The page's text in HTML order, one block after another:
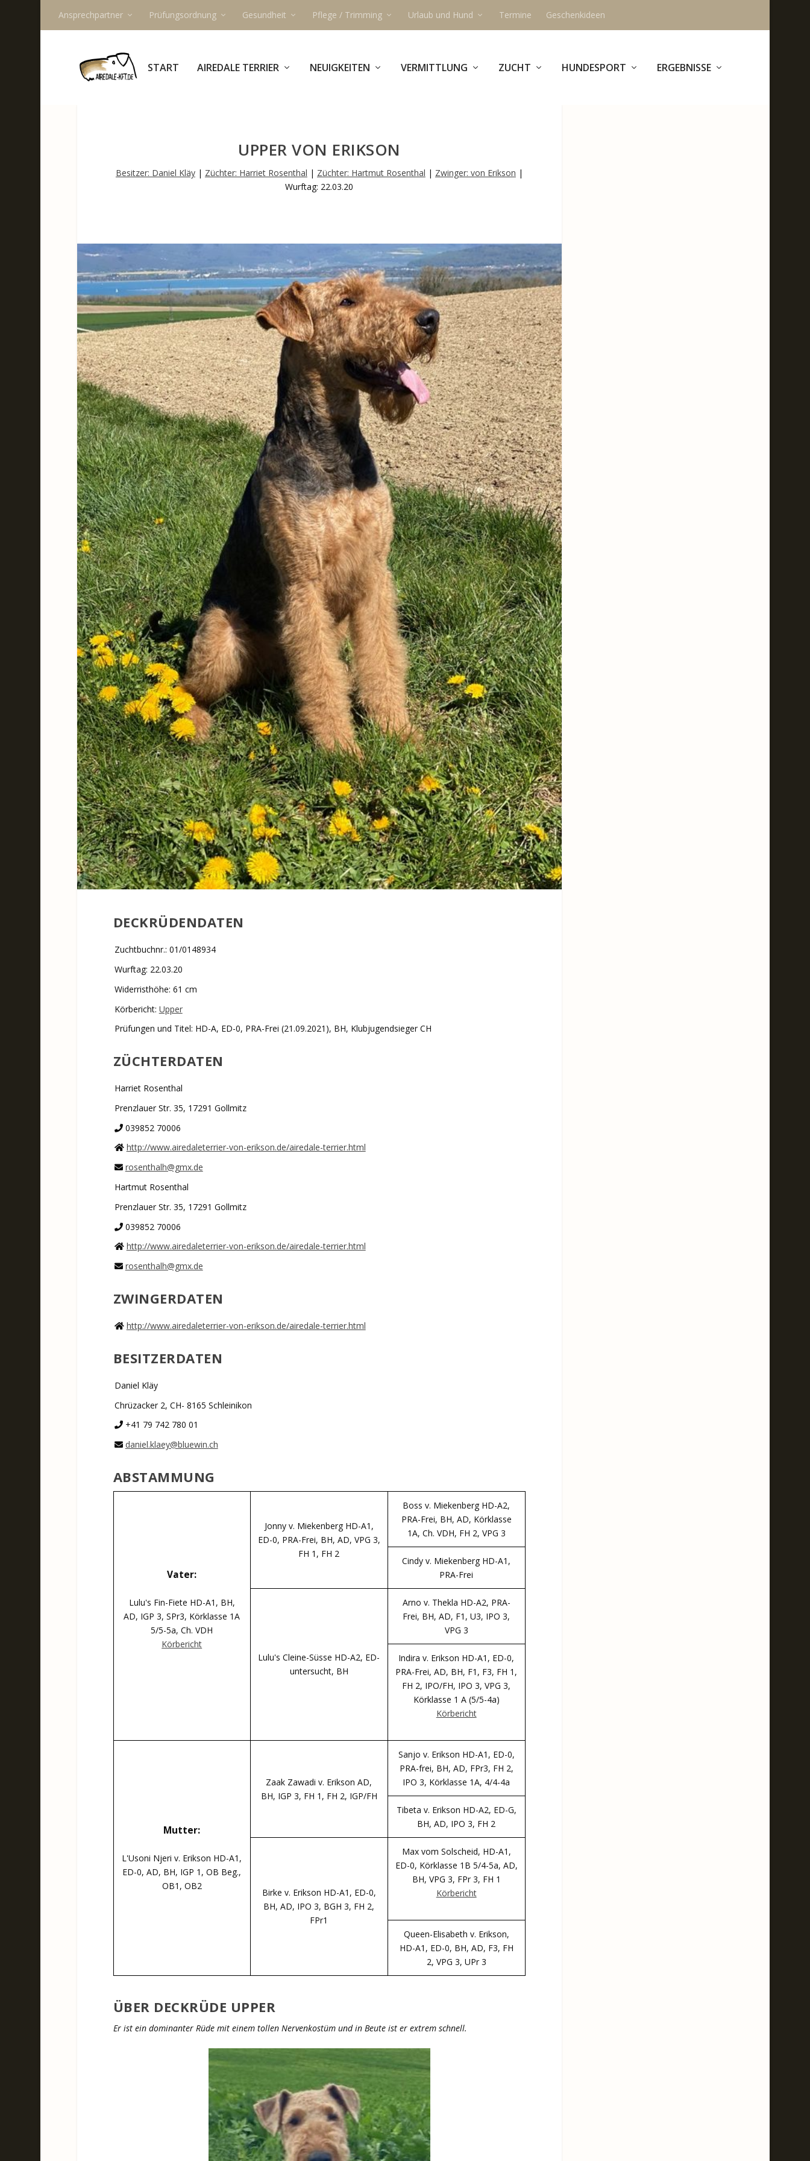
Ansprechpartner Prüfungsordnung Gesundheit Pflege / Trimming Urlaub und Hund Termine Geschenkideen
START AIREDALE TERRIER NEUIGKEITEN VERMITTLUNG ZUCHT HUNDESPORT ERGEBNISSE
UPPER VON ERIKSON
Besitzer: Daniel Kläy| Züchter: Harriet Rosenthal | Züchter: Hartmut Rosenthal | Zwinger: von Erikson |
Wurftag: 22.03.20
DECKRÜDENDATEN
Zuchtbuchnr.: 01/0148934
Wurftag: 22.03.20
Widerristhöhe: 61 cm
Körbericht: Upper
Prüfungen und Titel: HD-A, ED-0, PRA-Frei (21.09.2021), BH, Klubjugendsieger CH
ZÜCHTERDATEN
Harriet Rosenthal
Prenzlauer Str. 35, 17291 Gollmitz
039852 70006
http://www.airedaleterrier-von-erikson.de/airedale-terrier.html
rosenthalh@gmx.de
Hartmut Rosenthal
Prenzlauer Str. 35, 17291 Gollmitz
039852 70006
http://www.airedaleterrier-von-erikson.de/airedale-terrier.html
rosenthalh@gmx.de
ZWINGERDATEN
http://www.airedaleterrier-von-erikson.de/airedale-terrier.html
BESITZERDATEN
Daniel Kläy
Chrüzacker 2, CH- 8165 Schleinikon
+41 79 742 780 01
daniel.klaey@bluewin.ch
ABSTAMMUNG
Vater:
Lulu's Fin-Fiete HD-A1, BH,
AD, IGP 3, SPr3, Körklasse 1A
5/5-5a, Ch. VDH
Körbericht
Jonny v. Miekenberg HD-A1,
ED-0, PRA-Frei, BH, AD, VPG 3,
FH 1, FH 2
Boss v. Miekenberg HD-A2,
PRA-Frei, BH, AD, Körklasse
1A, Ch. VDH, FH 2, VPG 3
Cindy v. Miekenberg HD-A1,
PRA-Frei
Lulu's Cleine-Süsse HD-A2, ED-
untersucht, BH
Arno v. Thekla HD-A2, PRA-
Frei, BH, AD, F1, U3, IPO 3,
VPG 3
Indira v. Erikson HD-A1, ED-0,
PRA-Frei, AD, BH, F1, F3, FH 1,
FH 2, IPO/FH, IPO 3, VPG 3,
Körklasse 1 A (5/5-4a)
Körbericht
Mutter:
L'Usoni Njeri v. Erikson HD-A1,
ED-0, AD, BH, IGP 1, OB Beg.,
OB1, OB2
Zaak Zawadi v. Erikson AD,
BH, IGP 3, FH 1, FH 2, IGP/FH
Sanjo v. Erikson HD-A1, ED-0,
PRA-frei, BH, AD, FPr3, FH 2,
IPO 3, Körklasse 1A, 4/4-4a
Tibeta v. Erikson HD-A2, ED-G,
BH, AD, IPO 3, FH 2
Birke v. Erikson HD-A1, ED-0,
BH, AD, IPO 3, BGH 3, FH 2,
FPr1
Max vom Solscheid, HD-A1,
ED-0, Körklasse 1B 5/4-5a, AD,
BH, VPG 3, FPr 3, FH 1
Körbericht
Queen-Elisabeth v. Erikson,
HD-A1, ED-0, BH, AD, F3, FH
2, VPG 3, UPr 3
ÜBER DECKRÜDE UPPER
Er ist ein dominanter Rüde mit einem tollen Nervenkostüm und in Beute ist er extrem schnell.